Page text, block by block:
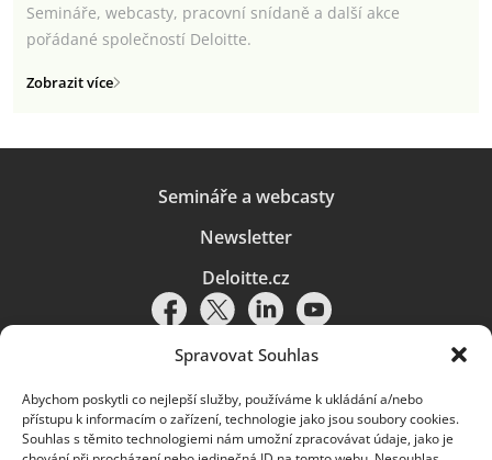
Spravovat Souhlas
Abychom poskytli co nejlepší služby, používáme k ukládání a/nebo
přístupu k informacím o zařízení, technologie jako jsou soubory cookies.
Souhlas s těmito technologiemi nám umožní zpracovávat údaje, jako je
Semináře, webcasty, pracovní snídaně a další akce
pořádané společností Deloitte.
Zobrazit více
Semináře a webcasty
Newsletter
Deloitte.cz
Pravidla používání|Ochrana osobních údajů|Soubory cookies |
Deloitte.cz